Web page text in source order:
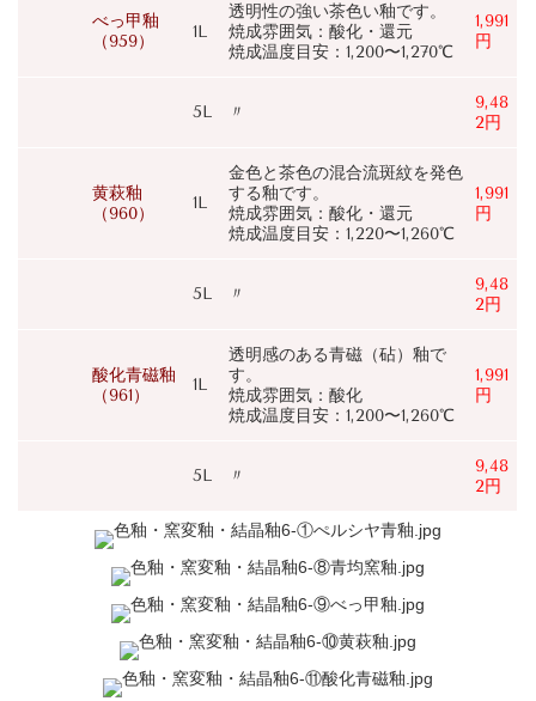
べっ甲釉
（959）
1L
透明性の強い茶色い釉です。
焼成雰囲気：酸化・還元
焼成温度目安：1,200〜1,270℃
1,991
円
5L 〃
9,48
2円
黄萩釉
（960）
1L
金色と茶色の混合流斑紋を発色
する釉です。
焼成雰囲気：酸化・還元
焼成温度目安：1,220〜1,260℃
1,991
円
5L 〃
9,48
2円
酸化青磁釉
（961）
1L
透明感のある青磁（砧）釉で
す。
焼成雰囲気：酸化
焼成温度目安：1,200〜1,260℃
1,991
円
5L 〃
9,48
2円